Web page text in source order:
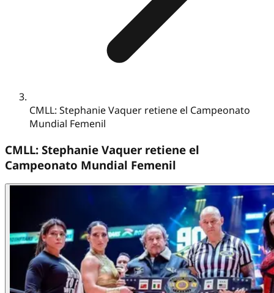
CMLL: Stephanie Vaquer retiene el Campeonato
Mundial Femenil
CMLL: Stephanie Vaquer retiene el
Campeonato Mundial Femenil